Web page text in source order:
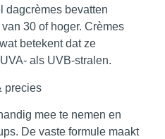
dagcrèmes bevatten
30 of hoger. Crèmes
betekent dat ze
als UVB-stralen.
precies
mee te nemen en
De vaste formule maakt